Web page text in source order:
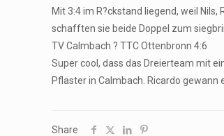
Mit 3:4 im R?ckstand liegend, weil
schafften sie beide Doppel zum
TV Calmbach ? TTC Ottenbronn 4:6
Super cool, dass das Dreierteam mit
Pflaster in Calmbach. Ricardo gewann
Share